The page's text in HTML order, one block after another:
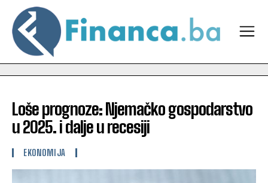
Loše prognoze: Njemačko gospodarstvo
u 2025. i dalje u recesiji
EKONOMIJA